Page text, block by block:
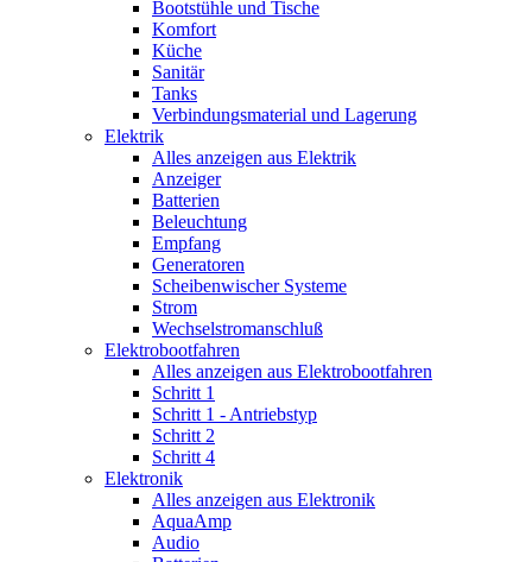
Bootstühle und Tische
Komfort
Küche
Sanitär
Tanks
Verbindungsmaterial und Lagerung
Elektrik
Alles anzeigen aus Elektrik
Anzeiger
Batterien
Beleuchtung
Empfang
Generatoren
Scheibenwischer Systeme
Strom
Wechselstromanschluß
Elektrobootfahren
Alles anzeigen aus Elektrobootfahren
Schritt 1
Schritt 1 - Antriebstyp
Schritt 2
Schritt 4
Elektronik
Alles anzeigen aus Elektronik
AquaAmp
Audio